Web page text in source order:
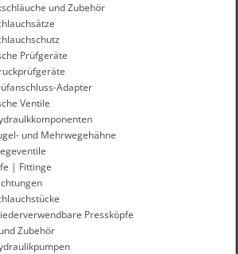
und Zubehör
Prüfgeräte
Adapter
Ventile
und Mehrwegehähne
| Fittinge
Pressköpfe
Zubehör